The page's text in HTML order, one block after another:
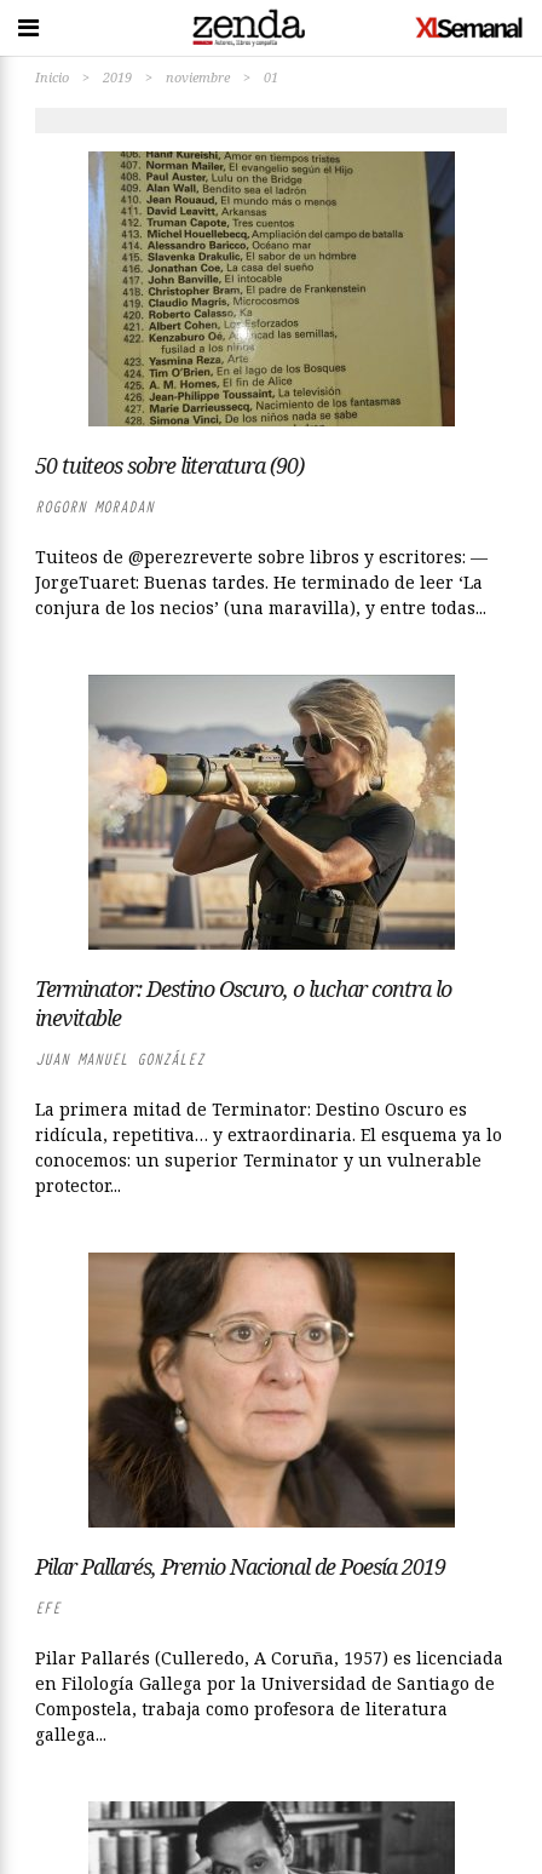
Inicio > 2019 > noviembre > 01
50 tuiteos sobre literatura (90)
ROGORN MORADAN
Tuiteos de @perezreverte sobre libros y escritores: —
JorgeTuaret: Buenas tardes. He terminado de leer ‘La
conjura de los necios’ (una maravilla), y entre todas...
Terminator: Destino Oscuro, o luchar contra lo
inevitable
JUAN MANUEL GONZÁLEZ
La primera mitad de Terminator: Destino Oscuro es
ridícula, repetitiva… y extraordinaria. El esquema ya lo
conocemos: un superior Terminator y un vulnerable
protector...
Pilar Pallarés, Premio Nacional de Poesía 2019
EFE
Pilar Pallarés (Culleredo, A Coruña, 1957) es licenciada
en Filología Gallega por la Universidad de Santiago de
Compostela, trabaja como profesora de literatura
gallega...